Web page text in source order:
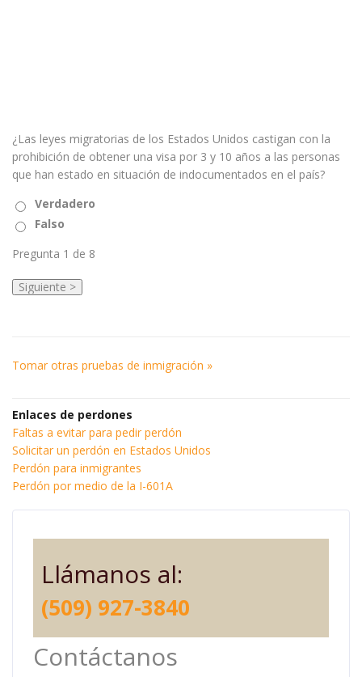
¿Las leyes migratorias de los Estados Unidos castigan con la
prohibición de obtener una visa por 3 y 10 años a las personas
que han estado en situación de indocumentados en el país?
Verdadero
Falso
Pregunta 1 de 8
Tomar otras pruebas de inmigración »
Enlaces de perdones
Faltas a evitar para pedir perdón
Solicitar un perdón en Estados Unidos
Perdón para inmigrantes
Perdón por medio de la I-601A
Llámanos al:
(509) 927-3840
Contáctanos